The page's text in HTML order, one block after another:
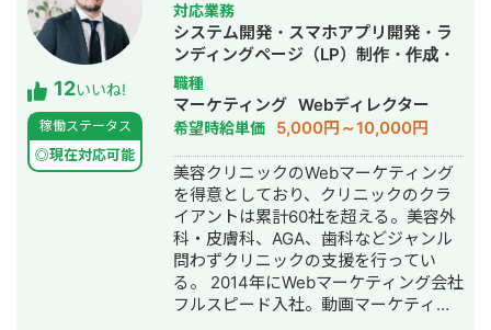
12いいね!
稼働ステータス
◎現在対応可能
対応業務
システム開発・スマホアプリ開発・ラ
ンディングページ（LP）制作・作成・
Youtubeチャンネル運営代行・立ち上
げ・ECサイト構築・ネットショップ作
成代行・SEO対策・新規事業立上・
SNS運用代行・記事作成代行・ライテ
ィング・ホームページ制作・作成・バ
ナー制作・デザイン・ロゴデザイン・
作成・リスティング広告運用代行・オ
ウンドメディア制作・構築・運用代
行・動画制作・動画編集・営業代行
職種
マーケティング Webディレクター
希望時給単価 5,000円～10,000円
美容クリニックのWebマーケティング
を得意としており、クリニックのクラ
イアントは累計60社を超える。美容外
科・皮膚科、AGA、歯科などジャンル
問わずクリニックの支援を行ってい
る。 2014年にWebマーケティング会社
フルスピード入社。動画マーケティン